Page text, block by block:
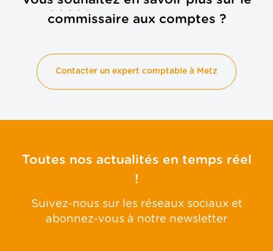
commissaire aux comptes ?
Contacter un expert comptable à Metz
Toutes nos actualités en temps réel
!
Suivez-nous sur les réseaux sociaux et
abonnez-vous à notre newsletter